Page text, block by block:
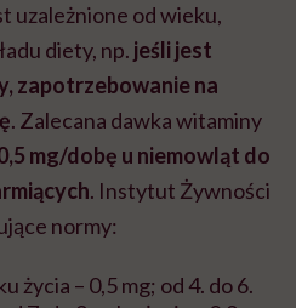
uzależnione od wieku,
diety, np. jeśli jest
zapotrzebowanie na
. Zalecana dawka witaminy
mg/dobę u niemowląt do
. Instytut Żywności
normy:
życia – 0,5 mg; od 4. do 6.